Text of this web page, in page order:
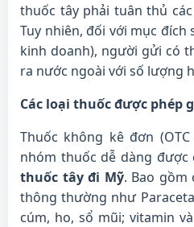
thuốc tây phải tuân thủ
Tuy nhiên, đối với mục
kinh doanh), người gửi có
ra nước ngoài với số lượng
Các loại thuốc được phép
Thuốc không kê đơn
nhóm thuốc dễ dàng được
thuốc tây đi Mỹ. Bao gồm
thông thường như
cúm, ho, sổ mũi; vitamin